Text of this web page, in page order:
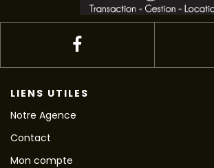
LIENS UTILES
Notre Agence
Contact
Mon compte